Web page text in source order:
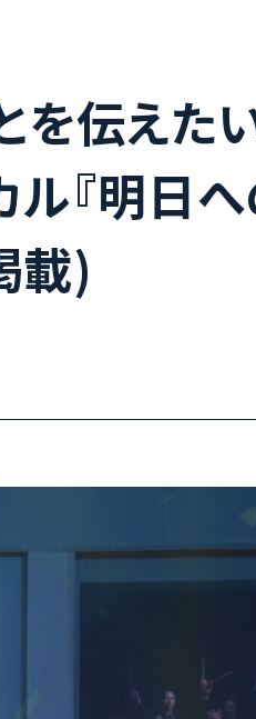
伝えたい
『明日へ
載)